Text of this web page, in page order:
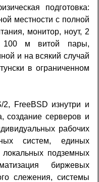
подготовка:
местности с полной
монитор, ноут, 2
100 м витой пары,
и на всякий случай
в ограниченном
FreeBSD изнутри и
создание серверов и
рабочих
систем, единых
подземных
биржевых
слежения, системы